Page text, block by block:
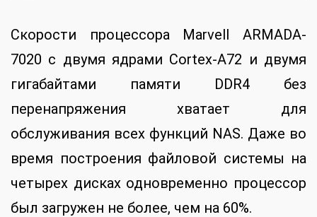
Скорости процессора Marvell ARMADA-
7020 с двумя ядрами Cortex-A72 и двумя
гигабайтами памяти DDR4 без
перенапряжения хватает для
обслуживания всех функций NAS. Даже во
время построения файловой системы на
четырех дисках одновременно процессор
был загружен не более, чем на 60%.